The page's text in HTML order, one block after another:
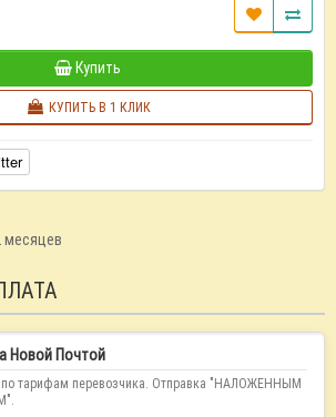
Купить
КУПИТЬ В 1 КЛИК
месяцев
Новой Почтой
по тарифам перевозчика. Отправка "НАЛОЖЕННЫМ